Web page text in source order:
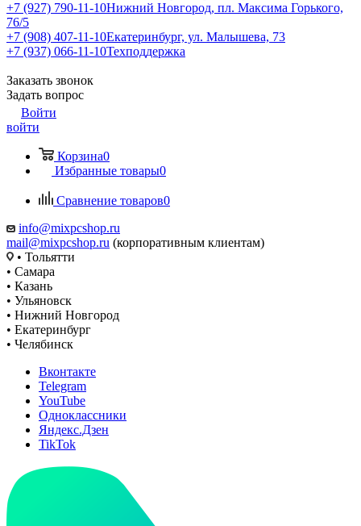
+7 (927) 790-11-10Нижний Новгород, пл. Максима Горького,
76/5
+7 (908) 407-11-10Екатеринбург, ул. Малышева, 73
+7 (937) 066-11-10Техподдержка
Заказать звонок
Задать вопрос
Войти
войти
Корзина0
Избранные товары0
Сравнение товаров0
info@mixpcshop.ru
mail@mixpcshop.ru (корпоративным клиентам)
• Тольятти
• Самара
• Казань
• Ульяновск
• Нижний Новгород
• Екатеринбург
• Челябинск
Вконтакте
Telegram
YouTube
Одноклассники
Яндекс.Дзен
TikTok